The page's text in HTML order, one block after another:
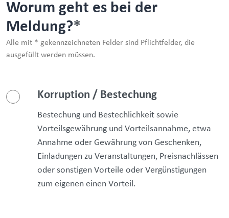
Worum geht es bei der
Meldung?
Alle mit * gekennzeichneten Felder sind Pflichtfelder, die
ausgefüllt werden müssen.
Korruption / Bestechung
Bestechung und Bestechlichkeit sowie
Vorteilsgewährung und Vorteilsannahme, etwa
Annahme oder Gewährung von Geschenken,
Einladungen zu Veranstaltungen, Preisnachlässen
oder sonstigen Vorteile oder Vergünstigungen
zum eigenen einen Vorteil.